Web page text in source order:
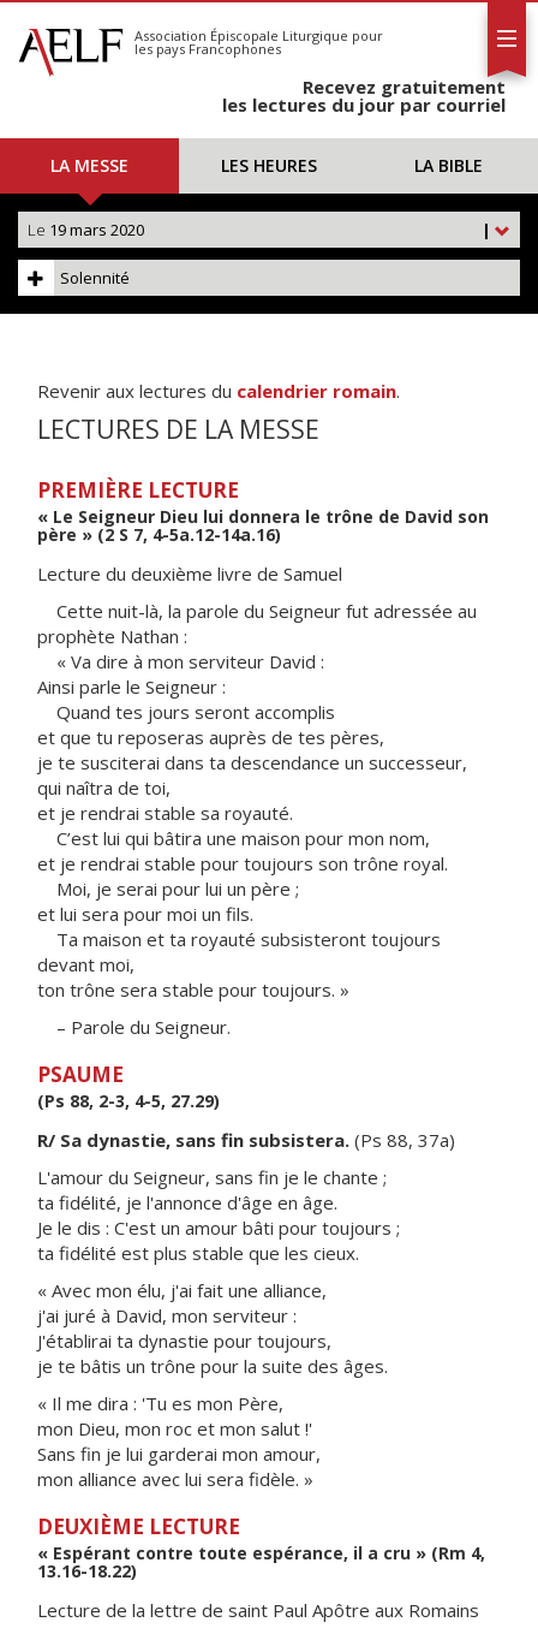
S'abonner
Calendrier
Association Épiscopale Liturgique pour
les pays Francophones
Recevez gratuitement
les lectures du jour par courriel
LA MESSE LES HEURES LA BIBLE
|
Le 19 mars 2020
Solennité
Revenir aux lectures du calendrier romain.
LECTURES DE LA MESSE
PREMIÈRE LECTURE
« Le Seigneur Dieu lui donnera le trône de David son
père » (2 S 7, 4-5a.12-14a.16)
Lecture du deuxième livre de Samuel
Cette nuit-là, la parole du Seigneur fut adressée au
prophète Nathan :
« Va dire à mon serviteur David :
Ainsi parle le Seigneur :
Quand tes jours seront accomplis
et que tu reposeras auprès de tes pères,
je te susciterai dans ta descendance un successeur,
qui naîtra de toi,
et je rendrai stable sa royauté.
C’est lui qui bâtira une maison pour mon nom,
et je rendrai stable pour toujours son trône royal.
Moi, je serai pour lui un père ;
et lui sera pour moi un fils.
Ta maison et ta royauté subsisteront toujours
devant moi,
ton trône sera stable pour toujours. »
– Parole du Seigneur.
PSAUME
(Ps 88, 2-3, 4-5, 27.29)
R/ Sa dynastie, sans fin subsistera. (Ps 88, 37a)
L'amour du Seigneur, sans fin je le chante ;
ta fidélité, je l'annonce d'âge en âge.
Je le dis : C'est un amour bâti pour toujours ;
ta fidélité est plus stable que les cieux.
« Avec mon élu, j'ai fait une alliance,
j'ai juré à David, mon serviteur :
J'établirai ta dynastie pour toujours,
je te bâtis un trône pour la suite des âges.
« Il me dira : 'Tu es mon Père,
mon Dieu, mon roc et mon salut !'
Sans fin je lui garderai mon amour,
mon alliance avec lui sera fidèle. »
DEUXIÈME LECTURE
« Espérant contre toute espérance, il a cru » (Rm 4,
13.16-18.22)
Lecture de la lettre de saint Paul Apôtre aux Romains